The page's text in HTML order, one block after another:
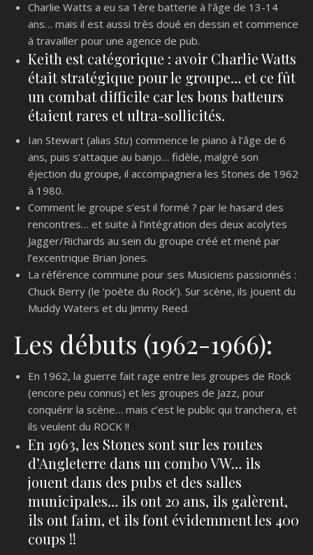
Charlie Watts a eu sa 1ère batterie à l’âge de 13-14
ans… mais il est aussi très doué en dessin et commence
à travailler pour une agence de pub.
Keith est catégorique : avoir Charlie Watts
était stratégique pour le groupe… et ce fût
un combat difficile car les bons batteurs
étaient rares et ultra-sollicités.
Ian Stewart (alias Stu) commence le piano à l’âge de 6
ans, puis s’attaque au banjo… fidèle, malgré son
éjection du groupe, il accompagnera les Stones de 1962
à 1980.
Comment le groupe s’est il formé ? par le hasard des
rencontres… et suite à l’intégration des deux acolytes
Jagger/Richards au sein du groupe créé et mené par
l’excentrique Brian Jones.
La référence commune pour ses Musiciens passionnés :
Chuck Berry (le ‘poète du Rock’). Sur scène, ils jouent du
Muddy Waters et du Jimmy Reed.
Les débuts (1962-1966):
En 1962, la guerre fait rage entre les groupes de Rock
(encore peu connus) et les groupes de Jazz, pour
conquérir la scène… mais c’est le public qui tranchera, et
ils veulent du ROCK !!
En 1963, les Stones sont sur les routes
d’Angleterre dans un combo VW… ils
jouent dans des pubs et des salles
municipales… ils ont 20 ans, ils galèrent,
ils ont faim, et ils font évidemment les 400
coups !!